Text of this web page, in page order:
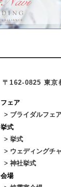
〒162-0825 東京
フェア
> ブライダルフェ
挙式
> 挙式
> ウェディングチ
> 神社挙式
会場